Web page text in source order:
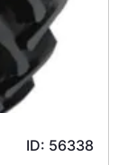
ID: 56338